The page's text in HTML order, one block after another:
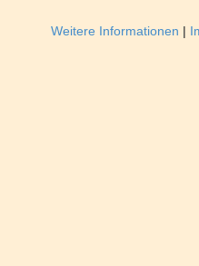
Weitere Informationen |